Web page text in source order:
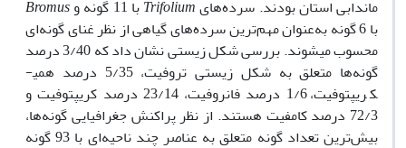
ماندابی استانبودند. سرده‌هایTrifoliumبا 11 گونه و
Bromus
با 6 گونه به
عنوان مهمترین سرده‌های گیاهی از نظر غنای گونهای
محسوب می­شوند. بررسی شکل زیستی نشان داد که 3/40 درصد
گونه­‌ها متعلق به شکل زیستی تروفیت، 5/35 درصد همی­
کریپتوفیت، 1/6 درصد فانروفیت، 23/14 درصد کریپتوفیت و
72/3 درصد کامفیت هستند. از نظر
پراکنشجغرافیایی گونه‌ها،
بیش‌ترینتعداد گونه متعلق
به عناصر چند ناحیه‌ای با 93 گونه